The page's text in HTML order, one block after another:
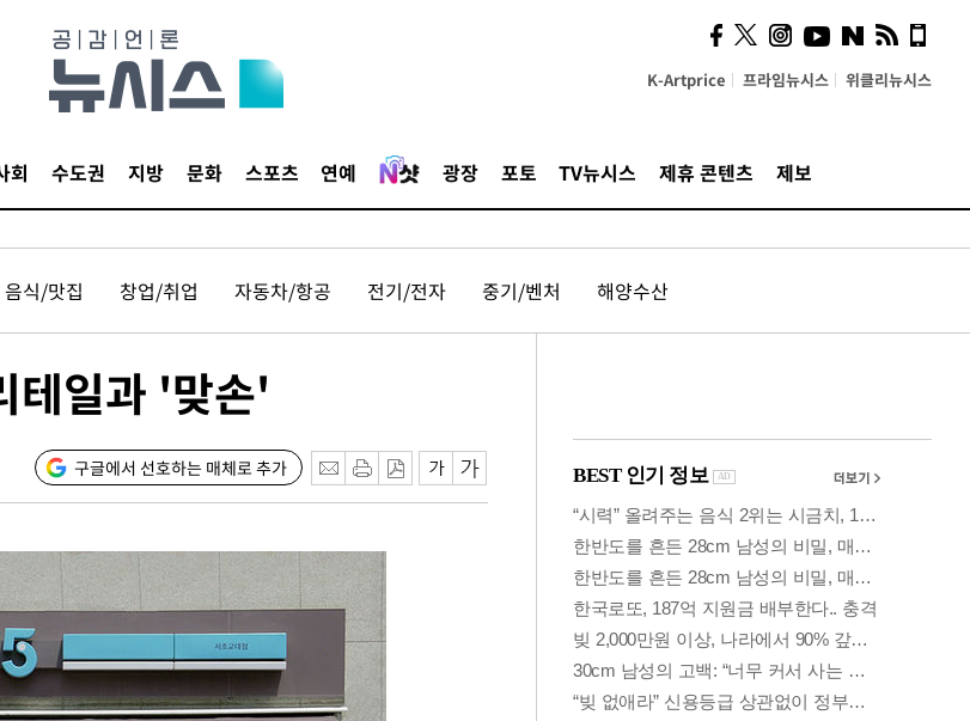
K-Artprice 프라임뉴시스 위클리뉴시스
회 수도권 지방 문화 스포츠 연예 광장 포토 TV뉴시스 제휴 콘텐츠 제보
음식/맛집 창업/취업 자동차/항공 전기/전자 중기/벤처 해양수산
테일과 '맞손'
구글에서 선호하는 매체로 추가
의견, 국토부·LH에 충실히
전달할 것"